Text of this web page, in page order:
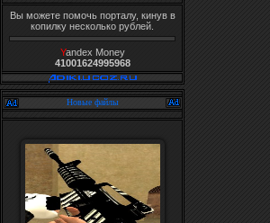
Вы можете помочь порталу, кинув в
копилку несколько рублей.
Yandex Money
41001624995968
Новые файлы